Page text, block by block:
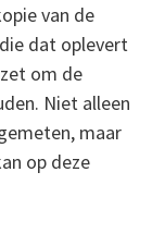
van de
dat oplevert
om de
Niet alleen
maar
op deze